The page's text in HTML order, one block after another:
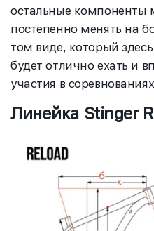
остальные
постепенно менять на
том виде, который
будет отлично ехать и
участия в
Линейка Stinger